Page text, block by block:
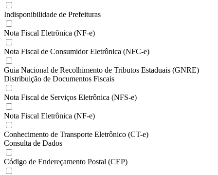
Indisponibilidade de Prefeituras
Nota Fiscal Eletrônica (NF-e)
Nota Fiscal de Consumidor Eletrônica (NFC-e)
Guia Nacional de Recolhimento de Tributos Estaduais (GNRE)
Distribuição de Documentos Fiscais
Nota Fiscal de Serviços Eletrônica (NFS-e)
Nota Fiscal Eletrônica (NF-e)
Conhecimento de Transporte Eletrônico (CT-e)
Consulta de Dados
Código de Endereçamento Postal (CEP)